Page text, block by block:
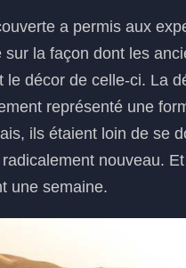
a permis aux
sur la façon dont les
le décor de celle-ci. La
représenté une
ils étaient loin de se
nouveau.
une semaine.